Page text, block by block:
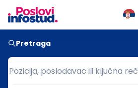
Pretraga
Pozicija, poslodavac ili ključna reč
Pozicija, poslodavac ili ključna reč